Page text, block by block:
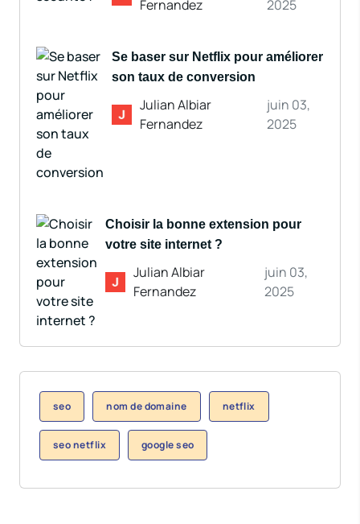
Fernandez 2025
Se baser sur Netflix pour améliorer
son taux de conversion
Julian Albiar
Fernandez
juin 03,
2025
Choisir la bonne extension pour
votre site internet ?
Julian Albiar
Fernandez
juin 03,
2025
seo nom de domaine netflix
seo netflix google seo